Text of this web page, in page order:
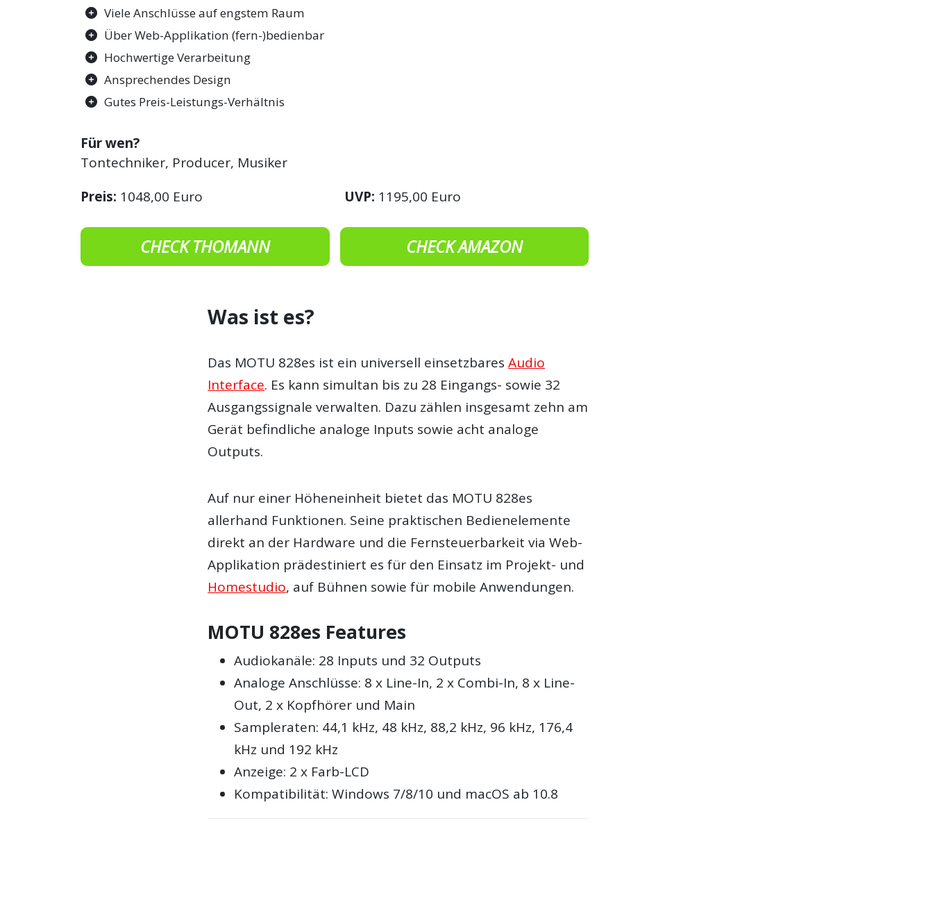
Viele Anschlüsse auf engstem Raum
Über Web-Applikation (fern-)bedienbar
Hochwertige Verarbeitung
Ansprechendes Design
Gutes Preis-Leistungs-Verhältnis
Für wen?
Tontechniker, Producer, Musiker
Preis: 1048,00 Euro UVP: 1195,00 Euro
CHECK THOMANN CHECK AMAZON
Was ist es?
Das MOTU 828es ist ein universell einsetzbaresAudio
Interface. Es kann simultan bis zu 28 Eingangs- sowie 32
Ausgangssignale verwalten. Dazu zählen insgesamt zehn am
Gerät befindliche analoge Inputs sowie acht analoge
Outputs.
Auf nur einer Höheneinheit bietet das MOTU 828es
allerhand Funktionen. Seine praktischen Bedienelemente
direkt an der Hardware und die Fernsteuerbarkeit via Web-
Applikation prädestiniert es für den Einsatz im Projekt- und
Homestudio, auf Bühnen sowie für mobile Anwendungen.
MOTU 828es Features
Audiokanäle: 28 Inputs und 32 Outputs
Analoge Anschlüsse: 8 x Line-In, 2 x Combi-In, 8 x Line-
Out, 2 x Kopfhörer und Main
Sampleraten: 44,1 kHz, 48 kHz, 88,2 kHz, 96 kHz, 176,4
kHz und 192 kHz
Anzeige: 2 x Farb-LCD
Kompatibilität: Windows 7/8/10 und macOS ab 10.8